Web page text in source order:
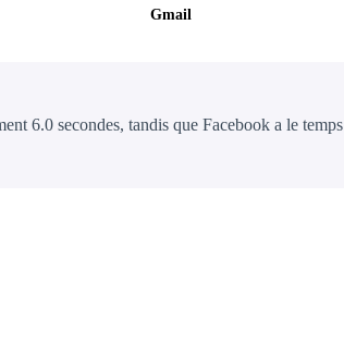
Gmail
6.0 secondes, tandis que Facebook a le